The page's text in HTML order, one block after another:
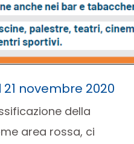
novembre 2020
della
area rossa, ci